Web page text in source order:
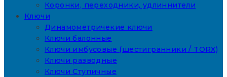
Коронки, переходники, удлиннители
Ключи
Динамометричекие ключи
Ключи балонные
Ключи имбусовые (шестигранники / TORX)
Ключи разводные
Ключи Ступичные